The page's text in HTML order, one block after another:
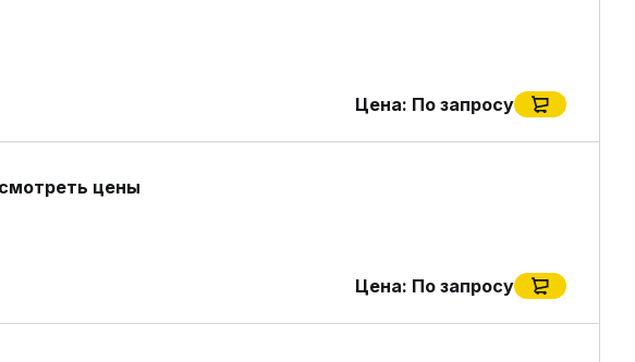
Цена: По запросу
цены
Цена: По запросу